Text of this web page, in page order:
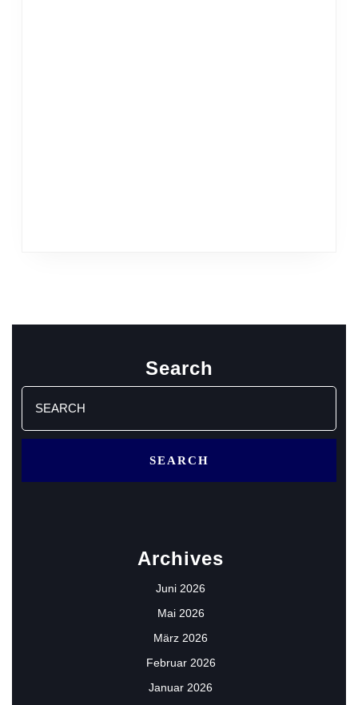
Search
Search
for:
Archives
Juni 2026
Mai 2026
März 2026
Februar 2026
Januar 2026